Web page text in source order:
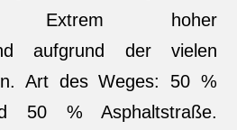
Extrem hoher
aufgrund der vielen
Art des Weges: 50 %
50 % Asphaltstraße.